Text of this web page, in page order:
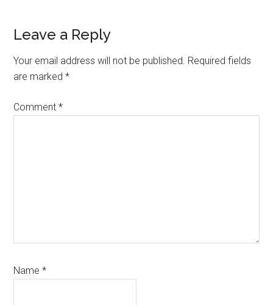
Reader
Interactions
Leave a Reply
Your email address will not be published. Required fields
are marked*
Comment*
Name*